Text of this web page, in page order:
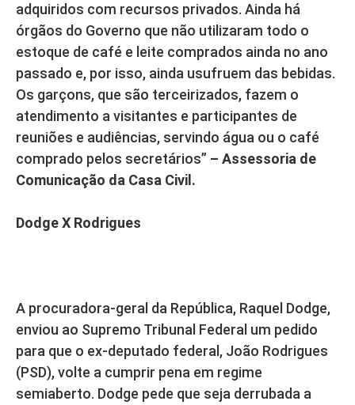
adquiridos com recursos privados. Ainda há
órgãos do Governo que não utilizaram todo o
estoque de café e leite comprados ainda no ano
passado e, por isso, ainda usufruem das bebidas.
Os garçons, que são terceirizados, fazem o
atendimento a visitantes e participantes de
reuniões e audiências, servindo água ou o café
comprado pelos secretários” – Assessoria de
Comunicação da Casa Civil.
Dodge X Rodrigues
A procuradora-geral da República, Raquel Dodge,
enviou ao Supremo Tribunal Federal um pedido
para que o ex-deputado federal, João Rodrigues
(PSD), volte a cumprir pena em regime
semiaberto. Dodge pede que seja derrubada a